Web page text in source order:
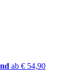
ab € 54,90